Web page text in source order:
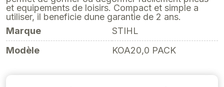
Modèle
KOA20,0 PACK
VOUS ÊTES INTERESSÉ PAR